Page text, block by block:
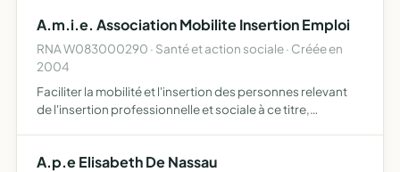
A.m.i.e. Association Mobilite Insertion Emploi
RNA W083000290 · Santé et action sociale · Créée en
2004
Faciliter la mobilité et l'insertion des personnes relevant
de l'insertion professionnelle et sociale à ce titre,
A.p.e Elisabeth De Nassau